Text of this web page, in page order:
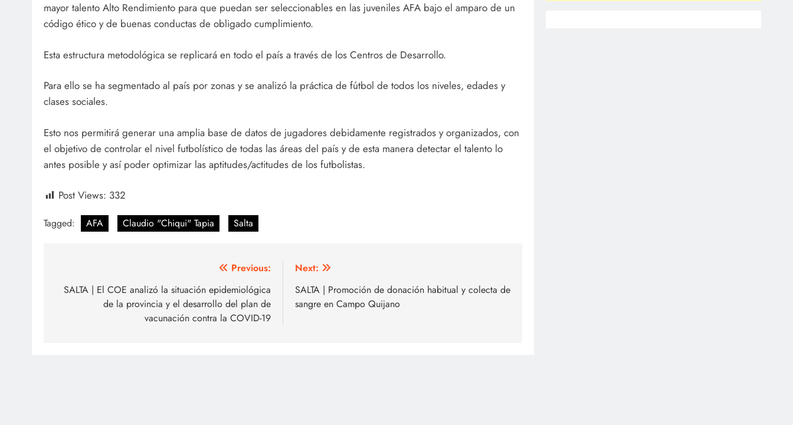
mayor talento Alto Rendimiento para que puedan ser seleccionables en las juveniles AFA bajo el amparo de un
código ético y de buenas conductas de obligado cumplimiento.
Esta estructura metodológica se replicará en todo el país a través de los Centros de Desarrollo.
Para ello se ha segmentado al país por zonas y se analizó la práctica de fútbol de todos los niveles, edades y
clases sociales.
Esto nos permitirá generar una amplia base de datos de jugadores debidamente registrados y organizados, con
el objetivo de controlar el nivel futbolístico de todas las áreas del país y de esta manera detectar el talento lo
antes posible y así poder optimizar las aptitudes/actitudes de los futbolistas.
Post Views: 332
Tagged: AFA Claudio "Chiqui" Tapia Salta
de
entradas
Previous:
SALTA | El COE analizó la situación epidemiológica
de la provincia y el desarrollo del plan de
vacunación contra la COVID-19
Next:
SALTA | Promoción de donación habitual y colecta de
sangre en Campo Quijano